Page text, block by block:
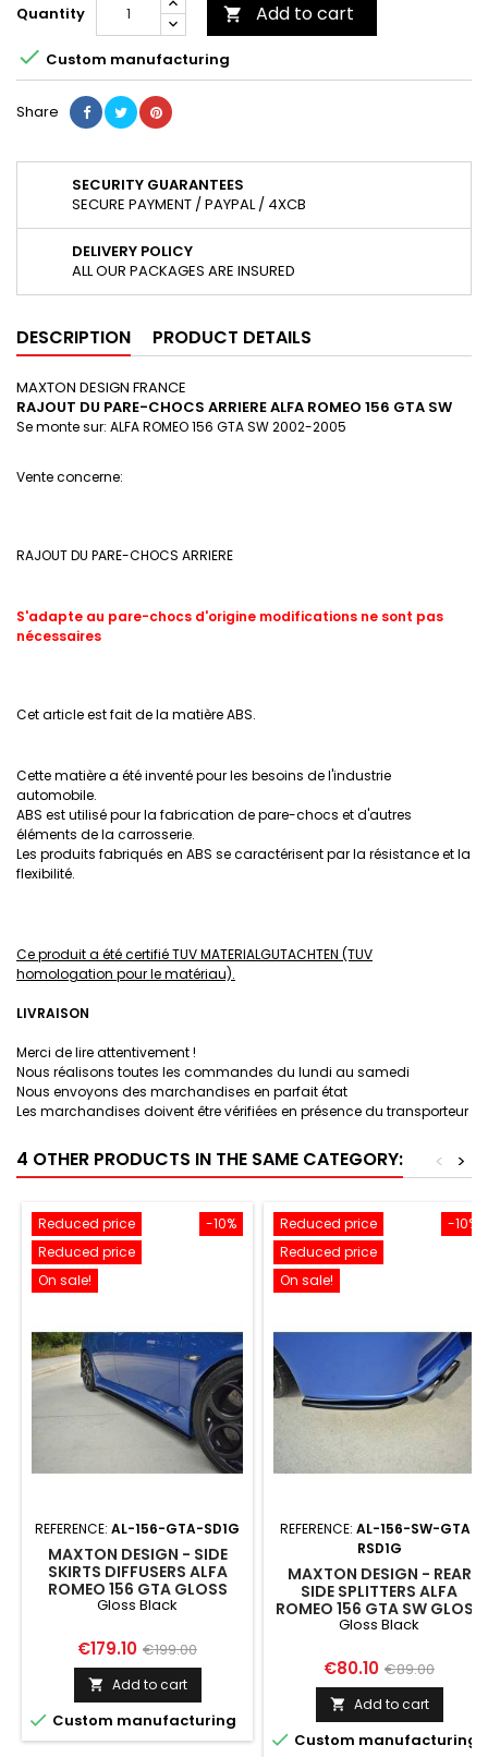
Quantity  Add to cart
 Custom manufacturing
Share
SECURITY GUARANTEES
SECURE PAYMENT / PAYPAL / 4XCB
DELIVERY POLICY
ALL OUR PACKAGES ARE INSURED
DESCRIPTION PRODUCT DETAILS
MAXTON DESIGN FRANCE
RAJOUT DU PARE-CHOCS ARRIERE ALFA ROMEO 156 GTA SW
Se monte sur: ALFA ROMEO 156 GTA SW2002-2005
Vente concerne:
RAJOUT DU PARE-CHOCS ARRIERE
S'adapte au pare-chocs d'origine modifications ne sont pas
nécessaires
Cet article est fait de la matière ABS.
Cette matière a été inventé pour les besoins de l'industrie
automobile.
ABS est utilisé pour la fabrication de pare-chocs et d'autres
éléments de la carrosserie.
Les produits fabriqués en ABS se caractérisent par la résistance et la
flexibilité.
Ce produit a été certifié TUV MATERIALGUTACHTEN (TUV
homologation pour le matériau).
LIVRAISON
Merci de lire attentivement !
Nous réalisons toutes les commandes du lundi au samedi
Nous envoyons des marchandises en parfait état
Les marchandises doivent être vérifiées en présence du transporteur
4 OTHER PRODUCTS IN THE SAME CATEGORY: >
<
-10%
Reduced price
Reduced price
On sale!
REFERENCE: AL-156-GTA-SD1G
MAXTON DESIGN - SIDE
SKIRTS DIFFUSERS ALFA
ROMEO 156 GTA GLOSS
BLACK
Gloss Black
Price
€179.10 Regular
price
€199.00
 Add to cart
 Custom manufacturing
-10%
Reduced price
Reduced price
On sale!
REFERENCE: AL-156-SW-GTA-
RSD1G
MAXTON DESIGN - REAR
SIDE SPLITTERS ALFA
ROMEO 156 GTA SW GLOSS
BLACK
Gloss Black
Price
€80.10 Regular
price
€89.00
 Add to cart
 Custom manufacturing